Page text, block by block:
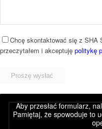
Chcę skontaktować się z SHA
przeczytałem i akceptuję politykę
füllen
dieses
Aby przesłać formularz,
Pamiętaj, że spowoduje to